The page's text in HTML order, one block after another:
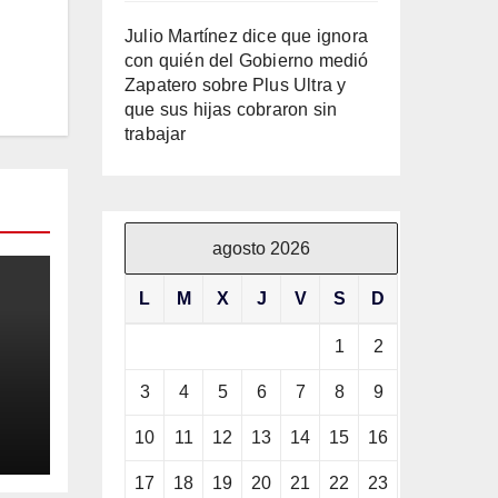
Julio Martínez dice que ignora
con quién del Gobierno medió
Zapatero sobre Plus Ultra y
que sus hijas cobraron sin
trabajar
agosto 2026
L M X J V S D
1 2
3 4 5 6 7 8 9
10 11 12 13 14 15 16
17 18 19 20 21 22 23